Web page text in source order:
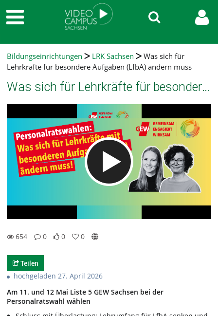
Bildungseinrichtungen LRK Sachsen
Was sich für
Lehrkräfte für besondere Aufgaben (LfbA) ändern muss
Was sich für Lehrkräfte für besondere Aufgaben (LfbA) ändern muss
654
0
0
0
Teilen
hochgeladen 27. April 2026
Am 11. und 12 Mai Liste 5 GEW Sachsen bei der
Personalratswahl wählen